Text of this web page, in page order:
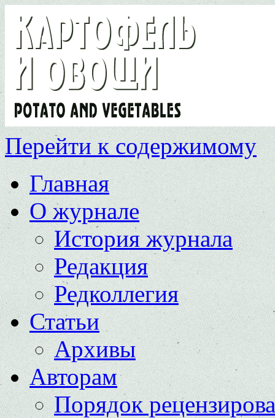
Перейти к содержимому
Главная
О журнале
История журнала
Редакция
Редколлегия
Статьи
Архивы
Авторам
Порядок